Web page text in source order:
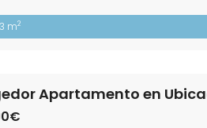
habitación individual,
andalusí-marroquí,
m2
Apartamento en